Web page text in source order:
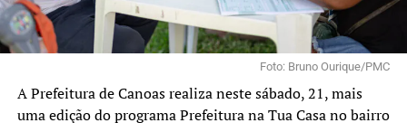
Foto: Bruno Ourique/PMC
A Prefeitura de Canoas realiza neste sábado, 21, mais
uma edição do programa Prefeitura na Tua Casa no bairro